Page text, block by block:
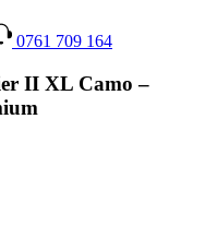
0761 709 164
II XL Camo –